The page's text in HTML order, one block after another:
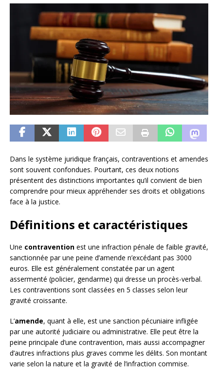
Dans le système juridique français, contraventions et amendes
sont souvent confondues. Pourtant, ces deux notions
présentent des distinctions importantes qu’il convient de bien
comprendre pour mieux appréhender ses droits et obligations
face à la justice.
Définitions et caractéristiques
Une contravention est une infraction pénale de faible gravité,
sanctionnée par une peine d’amende n’excédant pas 3000
euros. Elle est généralement constatée par un agent
assermenté (policier, gendarme) qui dresse un procès-verbal.
Les contraventions sont classées en 5 classes selon leur
gravité croissante.
L’amende, quant à elle, est une sanction pécuniaire infligée
par une autorité judiciaire ou administrative. Elle peut être la
peine principale d’une contravention, mais aussi accompagner
d’autres infractions plus graves comme les délits. Son montant
varie selon la nature et la gravité de l’infraction commise.